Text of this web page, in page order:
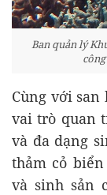
Ban quản lý
Cùng với
vai trò quan
và đa dạng
thảm cỏ
và sinh sản